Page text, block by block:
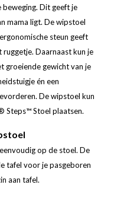
beweging. Dit geeft je
mama ligt. De wipstoel
steun geeft
Daarnaast kun je
groeiende gewicht van je
én een
De wipstoel kun
Steps™ Stoel plaatsen.
op de stoel. De
tafel voor je pasgeboren
aan tafel.